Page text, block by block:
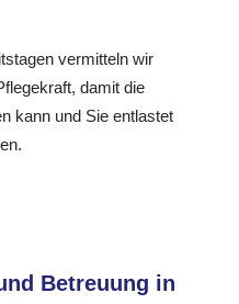
vermitteln wir
damit die
kann und Sie entlastet
Betreuung in